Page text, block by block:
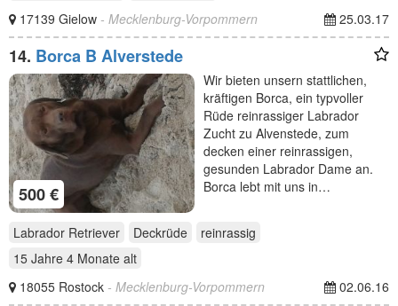
17139 Gielow - Mecklenburg-Vorpommern 25.03.17
14. Borca B Alverstede
500 €
Wir bieten unsern stattlichen,
kräftigen Borca, ein typvoller
Rüde reinrassiger Labrador
Zucht zu Alvenstede, zum
decken einer reinrassigen,
gesunden Labrador Dame an.
Borca lebt mit uns in…
Labrador Retriever Deckrüde
reinrassig
15 Jahre 4 Monate alt
18055 Rostock - Mecklenburg-Vorpommern 02.06.16